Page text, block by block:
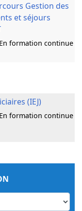
Gestion des
et séjours
formation continue
(IEJ)
formation continue